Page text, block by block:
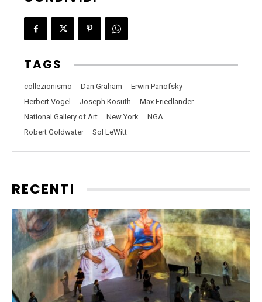
TAGS
collezionismo Dan Graham
Erwin Panofsky
Herbert Vogel
Joseph Kosuth
Max Friedländer
National Gallery of Art
New York
NGA
Robert Goldwater
Sol LeWitt
RECENTI